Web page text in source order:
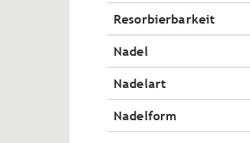
Resorbierbarkeit
Nadel
Nadelart
Nadelform